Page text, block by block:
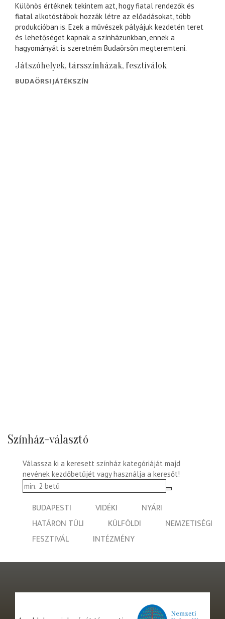
Különös értéknek tekintem azt, hogy fiatal rendezők és
fiatal alkotóstábok hozzák létre az előadásokat, több
produkcióban is. Ezek a művészek pályájuk kezdetén teret
és lehetőséget kapnak a színházunkban, ennek a
hagyományát is szeretném Budaörsön megteremteni.
Játszóhelyek, társszínházak, fesztiválok
BUDAÖRSI JÁTÉKSZÍN
Színház-választó
Válassza ki a keresett színház kategóriáját majd
nevének kezdőbetűjét vagy használja a keresőt!
BUDAPESTI VIDÉKI
NYÁRI
HATÁRON TÚLI
KÜLFÖLDI
NEMZETISÉGI
FESZTIVÁL
INTÉZMÉNY